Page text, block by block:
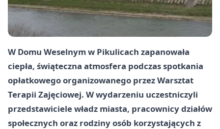
W Domu Weselnym w Pikulicach zapanowała
ciepła, świąteczna atmosfera podczas spotkania
opłatkowego organizowanego przez Warsztat
Terapii Zajęciowej. W wydarzeniu uczestniczyli
przedstawiciele władz miasta, pracownicy działów
społecznych oraz rodziny osób korzystających z